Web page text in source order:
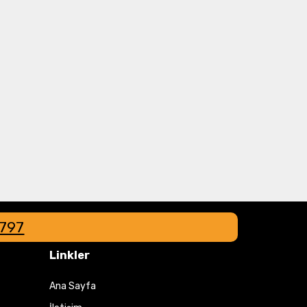
Linkler
Ana Sayfa